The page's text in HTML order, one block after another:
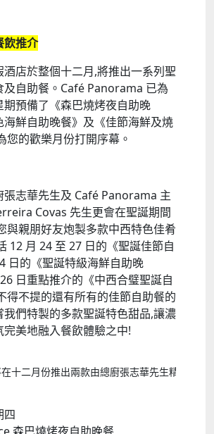
飲推介
店於整個十二月,將推出一系列聖
及自助餐。Café Panorama 已為
期預備了《森巴燒烤夜自助晚
海鮮自助晚餐》及《佳節海鮮及燒
您的歡樂月份打開序幕。
張志華先生及 Café Panorama 主
Covas 先生更會在聖誕期間
與親朋好友炮製多款中西特色佳肴
12 月 24 至 27 日的《聖誕佳節自
日的《聖誕特級海鮮自助晚
日重點推介的《中西合璧聖誕自
得不提的還有所有的佳節自助餐的
我們特製的多款聖誕特色甜品,讓濃
完美地融入餐飲體驗之中!
十二月份推出兩款由總廚張志華先生精心炮
四